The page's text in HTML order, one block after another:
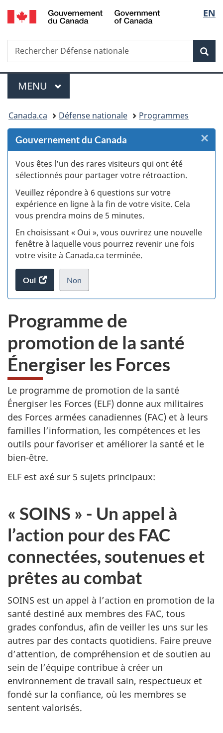
Passer
au
des
Passer
au
principal
Passer
à
Au
du
Passer
à
version
simplifiée
de
la
EN
Recherche
Rechercher
Défense
Menu
MENU PRINCIPAL
Vous
êtes
ici :
Canada.ca Défense nationale Programmes
Gouvernement du Canada
Vous êtes l’un des rares visiteurs qui ont été
sélectionnés pour partager votre rétroaction.
Veuillez répondre à 6 questions sur votre
expérience en ligne à la fin de votre visite. Cela
vous prendra moins de 5 minutes.
En choisissant « Oui », vous ouvrirez une nouvelle
fenêtre à laquelle vous pourrez revenir une fois
votre visite à Canada.ca terminée.
Oui
accéder
au
Non
je
pas
participer
au
sondage
du
web,
.
×
Programme de
promotion de la santé
Énergiser les Forces
Le programme de promotion de la santé
Énergiser les Forces (ELF) donne aux militaires
des Forces armées canadiennes (FAC) et à leurs
familles l’information, les compétences et les
outils pour favoriser et améliorer la santé et le
bien-être.
ELF est axé sur 5 sujets principaux:
« SOINS » - Un appel à
l’action pour des FAC
connectées, soutenues et
prêtes au combat
SOINS est un appel à l’action en promotion de la
santé destiné aux membres des FAC, tous
grades confondus, afin de veiller les uns sur les
autres par des contacts quotidiens. Faire preuve
d’attention, de compréhension et de soutien au
sein de l’équipe contribue à créer un
environnement de travail sain, respectueux et
fondé sur la confiance, où les membres se
sentent valorisés.